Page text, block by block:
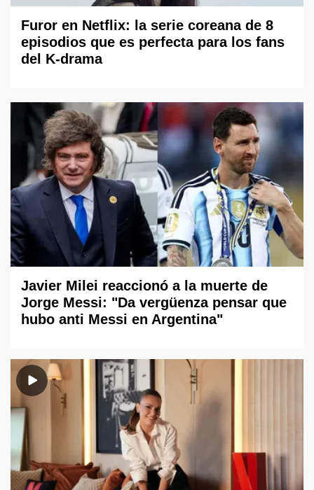
Furor en Netflix: la serie coreana de 8
episodios que es perfecta para los fans
del K-drama
Javier Milei reaccionó a la muerte de
Jorge Messi: "Da vergüenza pensar que
hubo anti Messi en Argentina"